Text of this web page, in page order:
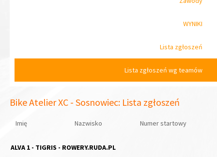
WYNIKI
Lista zgłoszeń
Lista zgłoszeń wg teamów
Bike Atelier XC - Sosnowiec: Lista zgłoszeń
Imię Nazwisko Numer startowy
ALVA 1 - TIGRIS - ROWERY.RUDA.PL